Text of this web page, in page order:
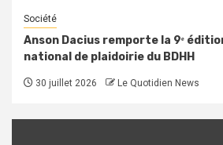
Société
Anson Dacius remporte la 9ᵉ
national de plaidoirie du BDHH
30 juillet 2026 Le Quotidien News